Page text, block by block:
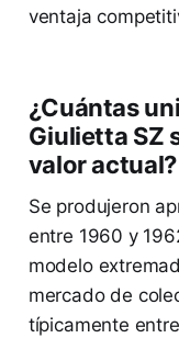
ventaja
¿Cuántas
Giulietta SZ
valor actual?
Se produjeron
entre 1960 y
modelo
mercado de
típicamente